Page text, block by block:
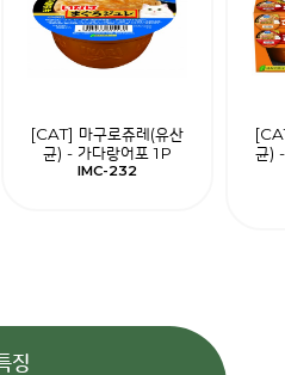
[CAT] 마구로쥬레(유산
균) - 가다랑어포 1P
IMC-232
균)
징